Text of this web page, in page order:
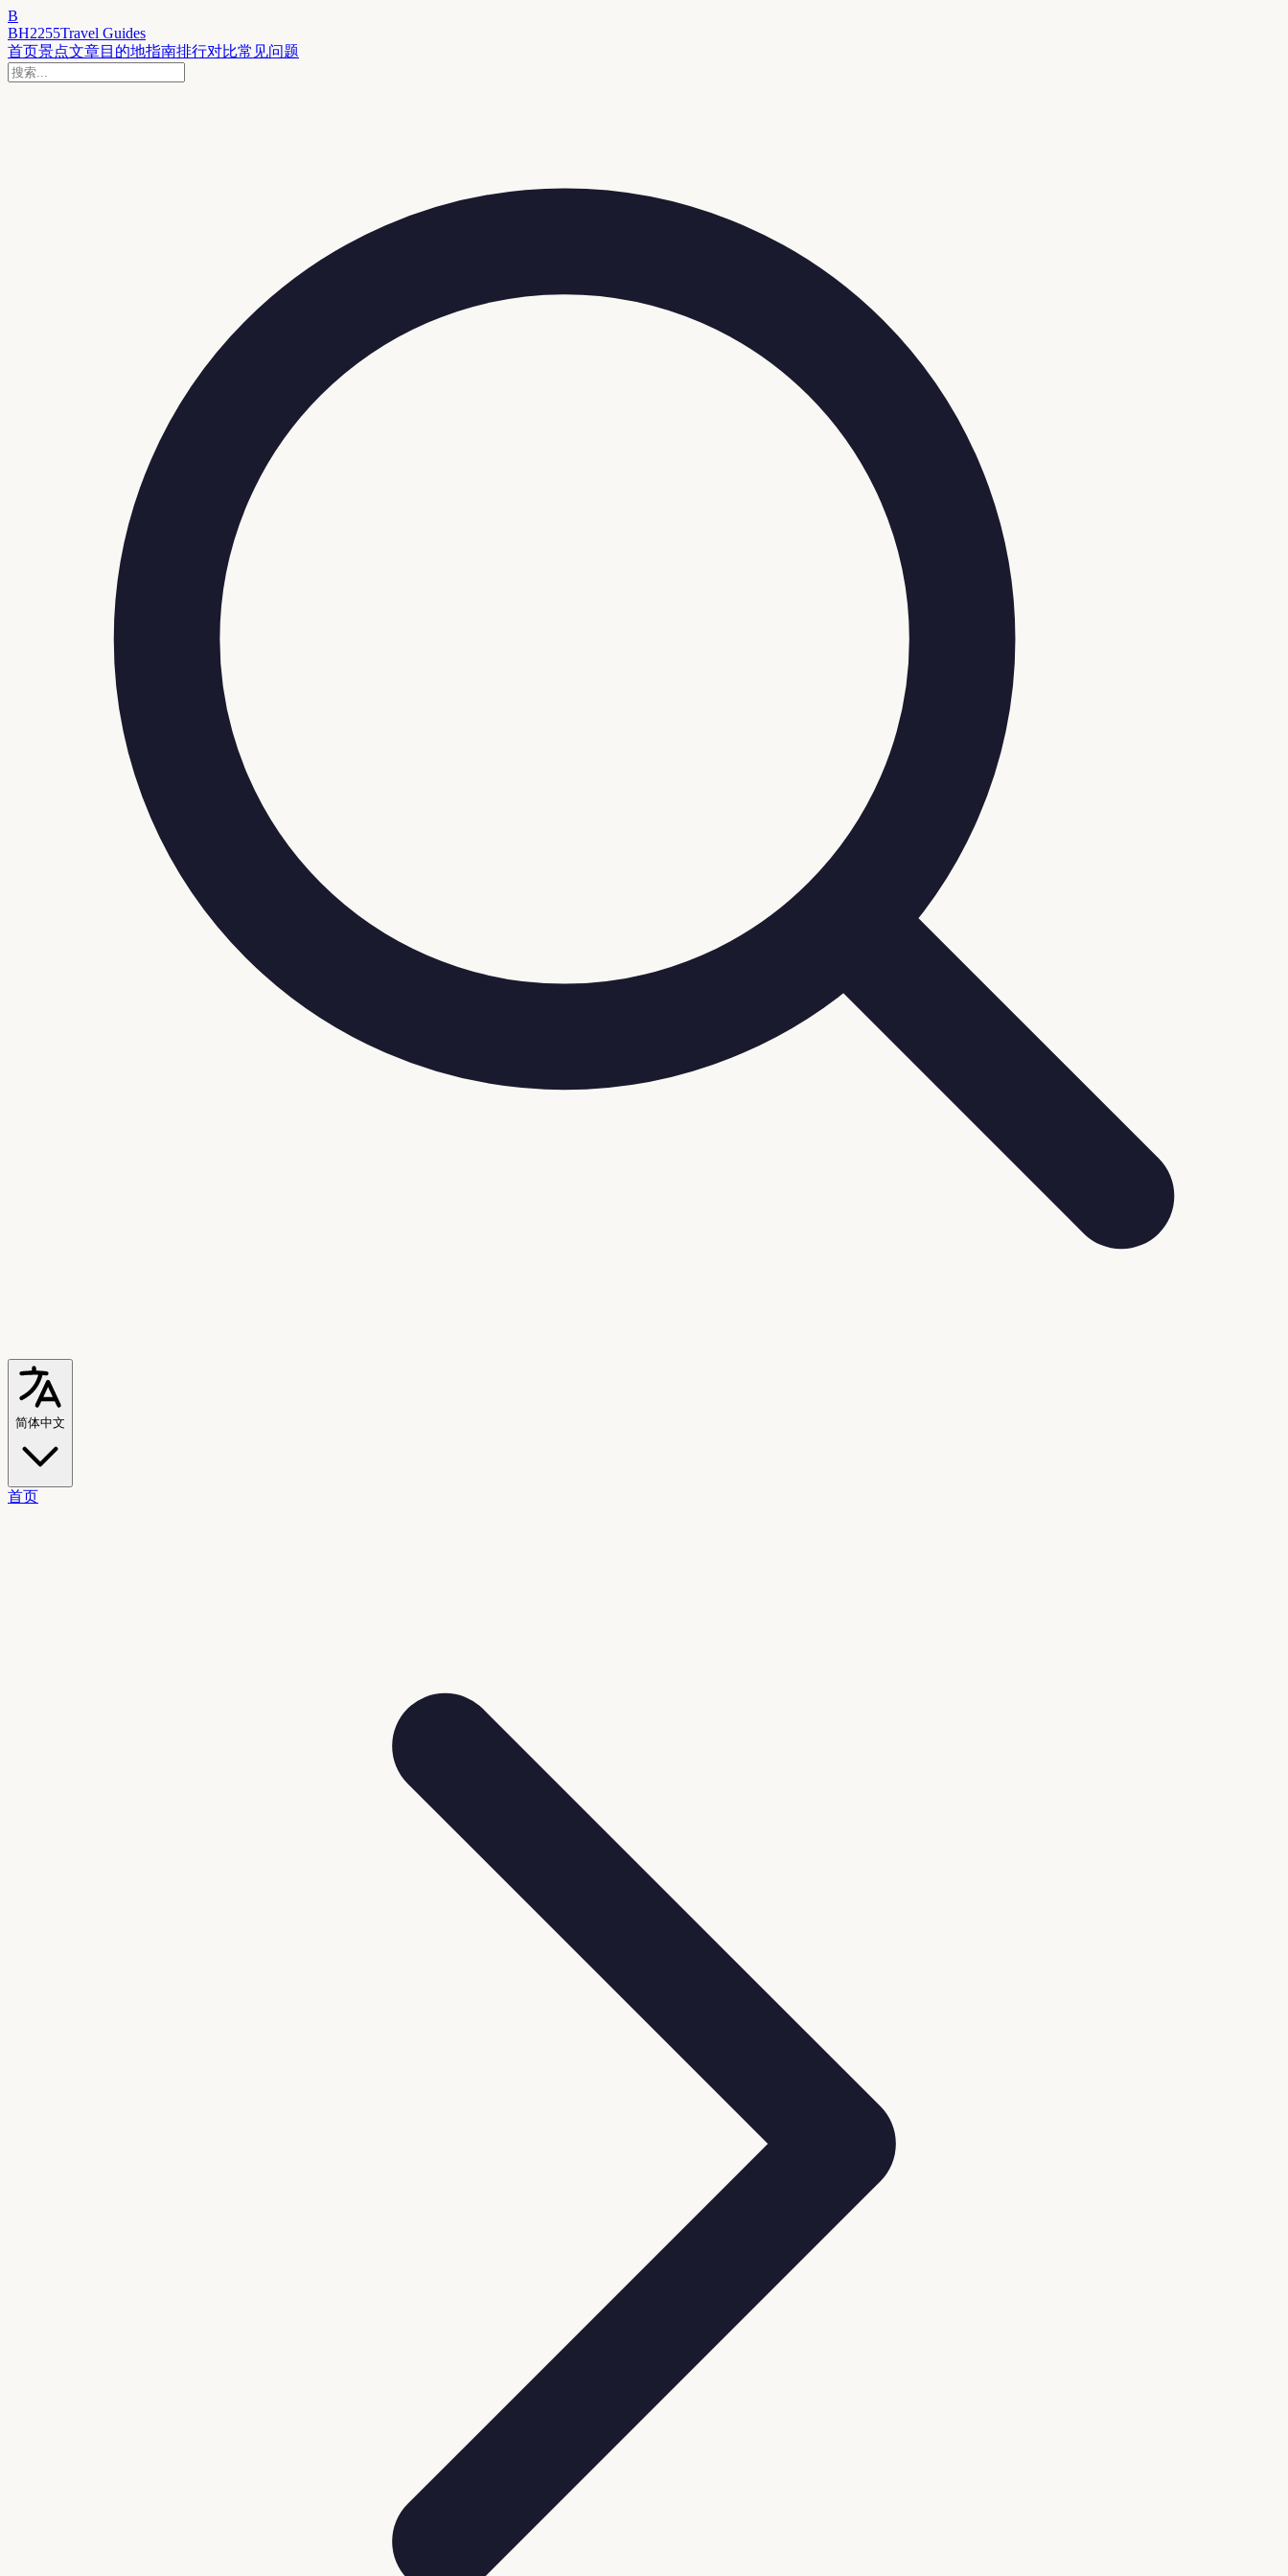
B
BH2255Travel Guides
首页景点文章目的地指南排行对比常见问题
简体中文
首页